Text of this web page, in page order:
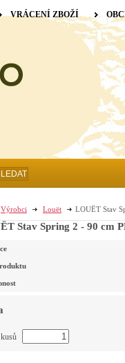
Výrobci Louët LOUËT Stav
Stav Spring 2 - 90 cm
VRÁCENÍ ZBOŽÍ